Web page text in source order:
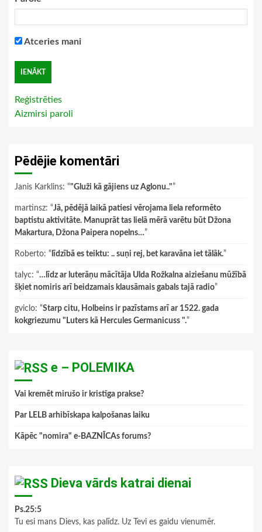
Atceries mani
Reģistrēties
Aizmirsi paroli
Pēdējie komentāri
Janis Karklins: “"Gluži kā gājiens uz Aglonu.."”
martinsz: “Jā, pēdējā laikā patiesi vērojama liela reformēto
baptistu aktivitāte. Manuprāt tas lielā mērā varētu būt Džona
Makartura, Džona Paipera nopelns…”
Roberto: “ līdzībā es teiktu: .. suņi rej, bet karavāna iet tālāk.”
talyc: “…līdz ar luterāņu mācītāja Ulda Rožkalna aiziešanu mūžībā
šķiet nomiris arī beidzamais klausāmais gabals tajā radio”
gviclo: “Starp citu, Holbeins ir pazīstams arī ar 1522. gada
kokgriezumu "Luters kā Hercules Germanicuss ".”
e – POLEMIKA
Vai kremēt mirušo ir kristīga prakse?
Par LELB arhibīskapa kalpošanas laiku
Kāpēc "nomira" e-BAZNĪCAs forums?
Dieva vārds katrai dienai
Ps.25:5
Tu esi mans Dievs, kas palīdz. Uz Tevi es gaidu vienumēr.